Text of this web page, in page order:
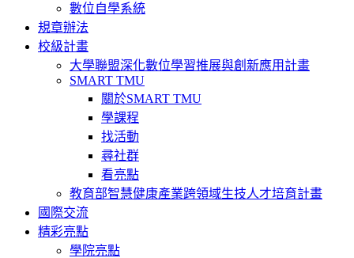
數位自學系統
規章辦法
校級計畫
大學聯盟深化數位學習推展與創新應用計畫
SMART TMU
關於SMART TMU
學課程
找活動
尋社群
看亮點
教育部智慧健康產業跨領域生技人才培育計畫
國際交流
精彩亮點
學院亮點